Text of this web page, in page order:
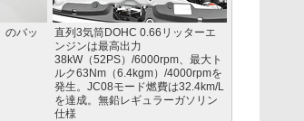
のバッ
直列3気筒DOHC 0.66リッターエ
ンジンは最高出力
38kW（52PS）/6000rpm、最大ト
ルク63Nm（6.4kgm）/4000rpmを
発生。JC08モード燃費は32.4km/L
を達成。無鉛レギュラーガソリン
仕様